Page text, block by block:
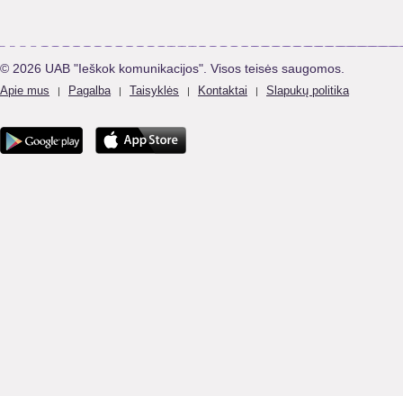
© 2026 UAB "Ieškok komunikacijos". Visos teisės saugomos.
Apie mus | Pagalba | Taisyklės | Kontaktai | Slapukų politika